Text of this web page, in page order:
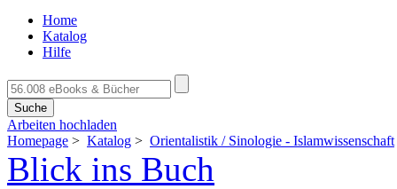
Home
Katalog
Hilfe
Suche
Arbeiten hochladen
Homepage > Katalog > Orientalistik / Sinologie - Islamwissenschaft
Blick ins Buch